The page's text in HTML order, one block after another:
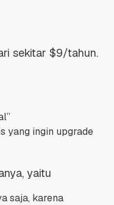
sekitar $9/tahun.
yang ingin upgrade
yaitu
saja, karena